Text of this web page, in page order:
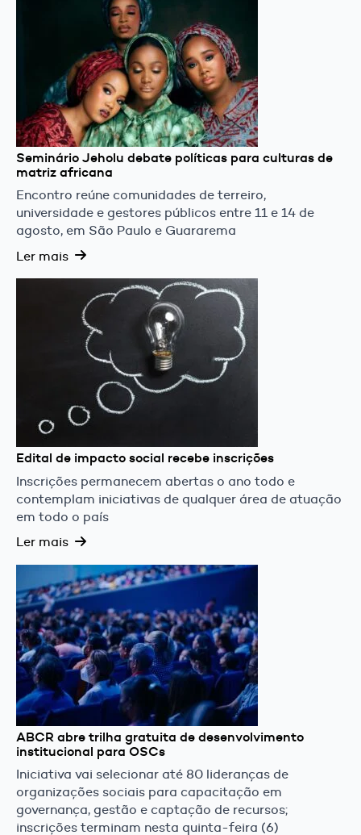
Seminário Jeholu debate políticas para culturas de
matriz africana
Encontro reúne comunidades de terreiro,
universidade e gestores públicos entre 11 e 14 de
agosto, em São Paulo e Guararema
Ler mais
Edital de impacto social recebe inscrições
Inscrições permanecem abertas o ano todo e
contemplam iniciativas de qualquer área de atuação
em todo o país
Ler mais
ABCR abre trilha gratuita de desenvolvimento
institucional para OSCs
Iniciativa vai selecionar até 80 lideranças de
organizações sociais para capacitação em
governança, gestão e captação de recursos;
inscrições terminam nesta quinta-feira (6)